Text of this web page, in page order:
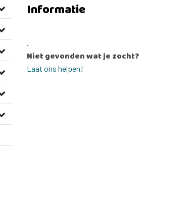
Informatie
.
Niet gevonden wat je zocht?
Laat ons helpen!